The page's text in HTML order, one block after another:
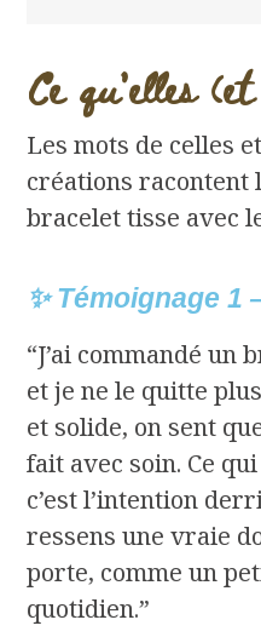
Ce qu'elles
Les mots de celles
créations racontent
bracelet tisse avec
✨ Témoignage
“J’ai commandé un
et je ne le quitte
et solide, on sent
fait avec soin. Ce
c’est l’intention
ressens une vraie
porte, comme un
quotidien.”